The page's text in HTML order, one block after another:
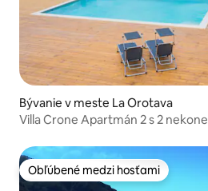
Bývanie v meste La Orotava
Villa Crone Apartmán 2 s 2
Obľúbené medzi hosťami
Obľúbené medzi hosťami